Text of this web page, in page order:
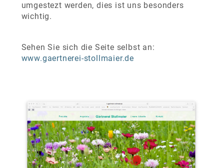
umgestezt werden, dies ist uns besonders
wichtig.
Sehen Sie sich die Seite selbst an:
www.gaertnerei-stollmaier.de